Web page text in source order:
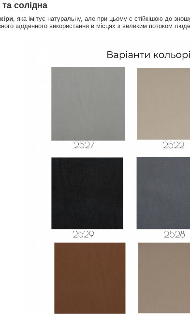
солідна
, яка імітує натуральну, але при цьому є стійкішою до
щоденного використання в місцях з великим потоком